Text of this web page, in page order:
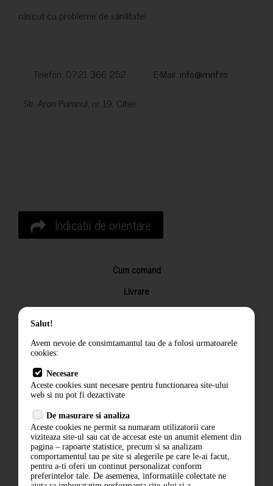
născut cu probleme de sănătate!
Telefon: 0721 366 252 E-Mail: info@mnf.ro
Str. Aron Pumnul, nr 19, Cihei
Indicatii de orientare
Cum comand
Livrare
Returnarea produselor
Termeni si conditii
Politica de confidentialitate
ANPC
Salut!
Avem nevoie de consimtamantul tau de a folosi urmatoarele
cookies:
Necesare
Aceste cookies sunt necesare pentru functionarea site-ului
web si nu pot fi dezactivate
De masurare si analiza
Aceste cookies ne permit sa numaram utilizatorii care
viziteaza site-ul sau cat de accesat este un anumit element din
pagina – rapoarte statistice, precum si sa analizam
comportamentul tau pe site si alegerile pe care le-ai facut,
pentru a-ti oferi un continut personalizat conform
preferintelor tale. De asemenea, informatiile colectate ne